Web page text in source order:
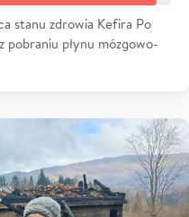
stanu zdrowia Kefira Po
pobraniu płynu mózgowo-